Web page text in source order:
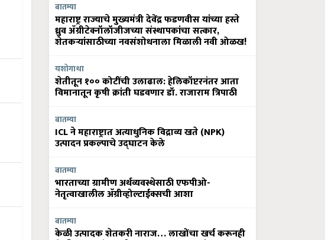
बातम्या
महाराष्ट्र राज्याचे मुख्यमंत्री देवेंद्र फडणवीस यांच्या हस्ते
ध्रुव ॲग्रीटेक्नॉलॉजीजच्या संस्थापकांचा सत्कार,
शेतकऱ्यांसाठीच्या नवसंशोधनाला मिळाली नवी ओळख!
यशोगाथा
शेतीतून १०० कोटींची उलाढाल: हेलिकॉप्टरनंतर आता
विमानातून कृषी क्रांती घडवणार डॉ. राजाराम त्रिपाठी
बातम्या
ICL ने महाराष्ट्रात अत्याधुनिक विद्राव्य खते (NPK)
उत्पादन प्रकल्पाचे उद्घाटन केले
बातम्या
भारताच्या ग्रामीण अर्थव्यवस्थेसाठी एफपीओ-
नेतृत्वाखालील अ‍ॅग्रीव्होल्टाईक्सची आशा
बातम्या
केळी उत्पादक शेतकरी नाराज… लाखोंचा खर्च करूनही